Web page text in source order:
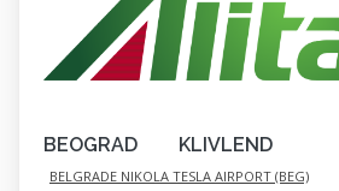
BEOGRAD KLIVLEND
BELGRADE NIKOLA TESLA AIRPORT (BEG)